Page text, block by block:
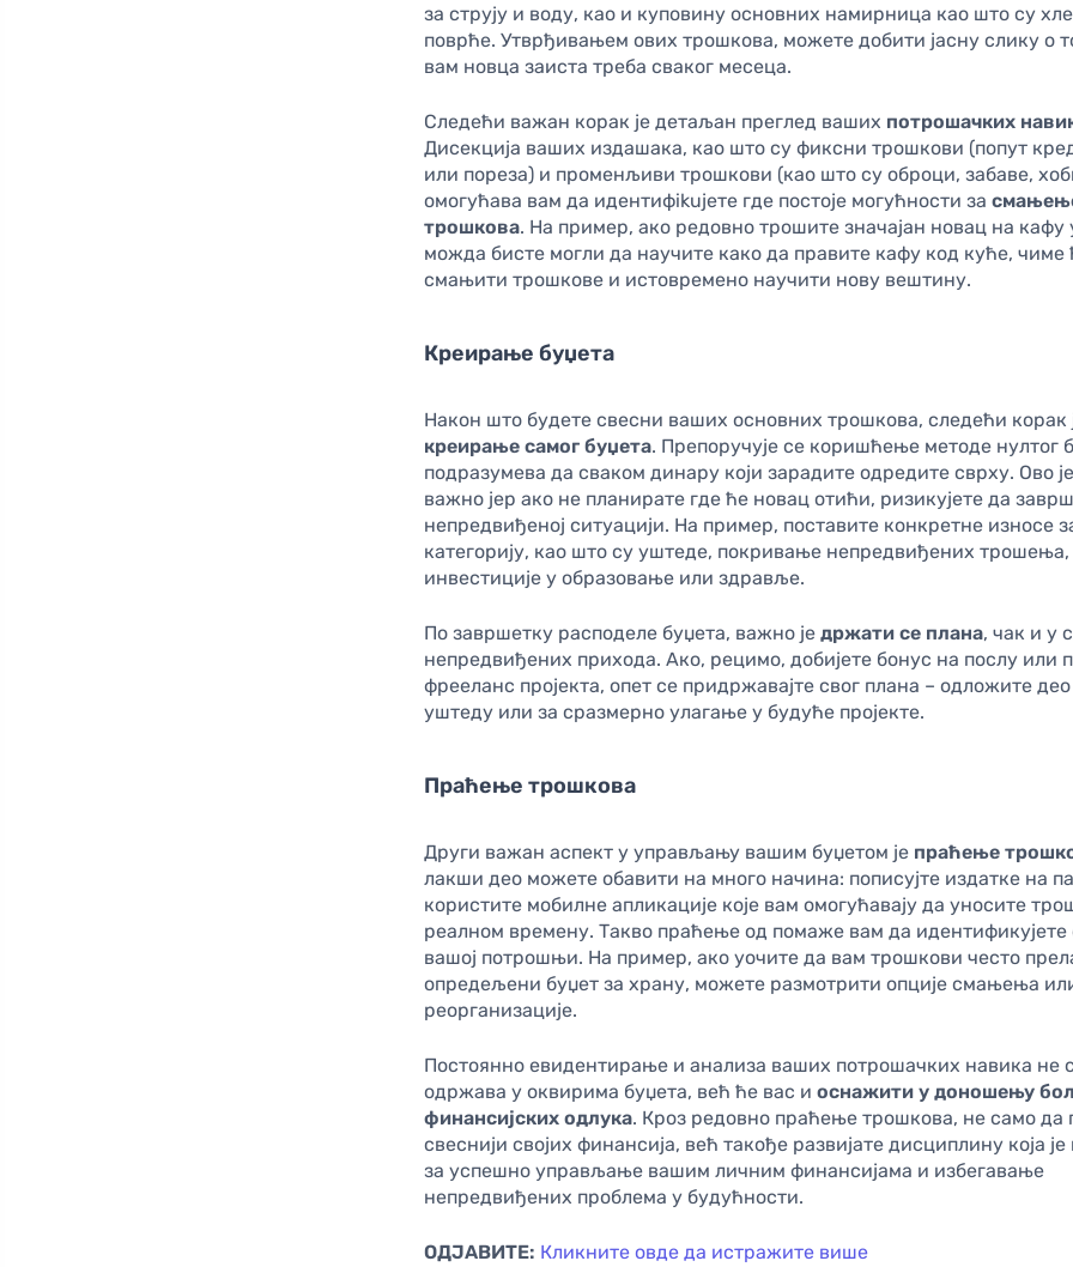
за струју и воду, као и куповину основних намирница као што су
поврће. Утврђивањем ових трошкова, можете добити јасну слику о
вам новца заиста треба сваког месеца.
Следећи важан корак је детаљан преглед ваших потрошачких
Дисекција ваших издашака, као што су фиксни трошкови (попут
или пореза) и променљиви трошкови (као што су оброци, забаве,
омогућава вам да идентифikuјете где постоје могућности за
трошкова. На пример, ако редовно трошите значајан новац на кафу
можда бисте могли да научите како да правите кафу код куће, чиме
смањити трошкове и истовремено научити нову вештину.
Креирање буџета
Након што будете свесни ваших основних трошкова, следећи корак
креирање самог буџета. Препоручује се коришћење методе нултог
подразумева да сваком динару који зарадите одредите сврху. Ово
важно јер ако не планирате где ће новац отићи, ризикујете да
непредвиђеној ситуацији. На пример, поставите конкретне износе
категорију, као што су уштеде, покривање непредвиђених трошења,
инвестиције у образовање или здравље.
По завршетку расподеле буџета, важно једржати се плана, чак и у
непредвиђених прихода. Ако, рецимо, добијете бонус на послу или
фрееланс пројекта, опет се придржавајте свог плана – одложите
уштеду или за сразмерно улагање у будуће пројекте.
Праћење трошкова
Други важан аспект у управљању вашим буџетом је праћење
лакши део можете обавити на много начина: пописујте издатке на
користите мобилне апликације које вам омогућавају да уносите
реалном времену. Такво праћење од помаже вам да идентификујете
вашој потрошњи. На пример, ако уочите да вам трошкови често
опредељени буџет за храну, можете размотрити опције смањења
реорганизације.
Постоянно евидентирање и анализа ваших потрошачких навика не
одржава у оквирима буџета, већ ће вас иоснажити у доношењу
финансијских одлука. Кроз редовно праћење трошкова, не само да
свеснији својих финансија, већ такође развијате дисциплину која
за успешно управљање вашим личним финансијама и избегавање
непредвиђених проблема у будућности.
ОДЈАВИТЕ: Кликните овде да истражите више